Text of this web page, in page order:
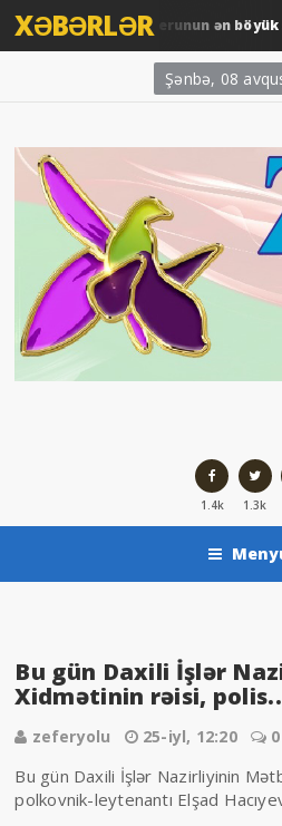
XƏBƏRLƏR
ARDNF-dən Perunun ən böyük
Şənbə, 08
1.4k 1.3k
Bu gün Daxili İşlər
Xidmətinin rəisi, polis..
zeferyolu 25-iyl, 12:20 0
Bu gün Daxili İşlər Nazirliyinin
polkovnik-leytenantı Elşad